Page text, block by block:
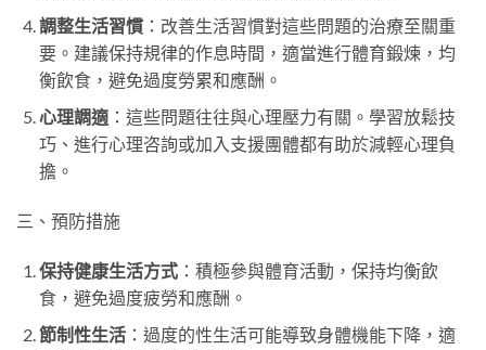
調整生活習慣：改善生活習慣對這些問題的治療至關重
要。建議保持規律的作息時間，適當進行體育鍛煉，均
衡飲食，避免過度勞累和應酬。
心理調適：這些問題往往與心理壓力有關。學習放鬆技
巧、進行心理咨詢或加入支援團體都有助於減輕心理負
擔。
三、預防措施
保持健康生活方式：積極參與體育活動，保持均衡飲
食，避免過度疲勞和應酬。
節制性生活：過度的性生活可能導致身體機能下降，適